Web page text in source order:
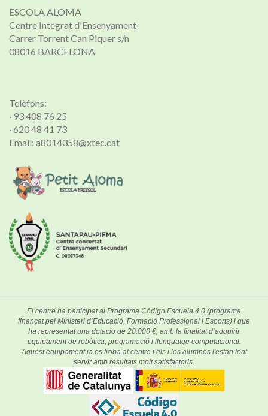
ESCOLA ALOMA
Centre Integrat d'Ensenyament
Carrer Torrent Can Piquer s/n
08016 BARCELONA
Telèfons:
· 93 408 76 25
· 620 48 41 73
Email: a8014358@xtec.cat
El centre ha participat al Programa Código Escuela 4.0 (programa
finançat pel Ministeri d’Educació, Formació Professional i Esports) i que
ha representat una dotació de 20.000 €, amb la finalitat d’adquirir
equipament de robòtica, programació i llenguatge computacional.
Aquest equipament ja es troba al centre i els i les alumnes l'estan fent
servir amb resultats molt satisfactoris.